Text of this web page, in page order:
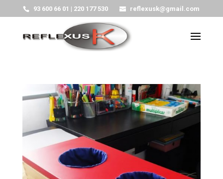
93 600 66 01 | 220 177 530 reflexusk@gmail.com